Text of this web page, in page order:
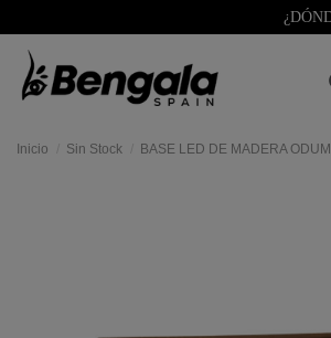
Inicio Sin Stock BASE LED DE MADERA